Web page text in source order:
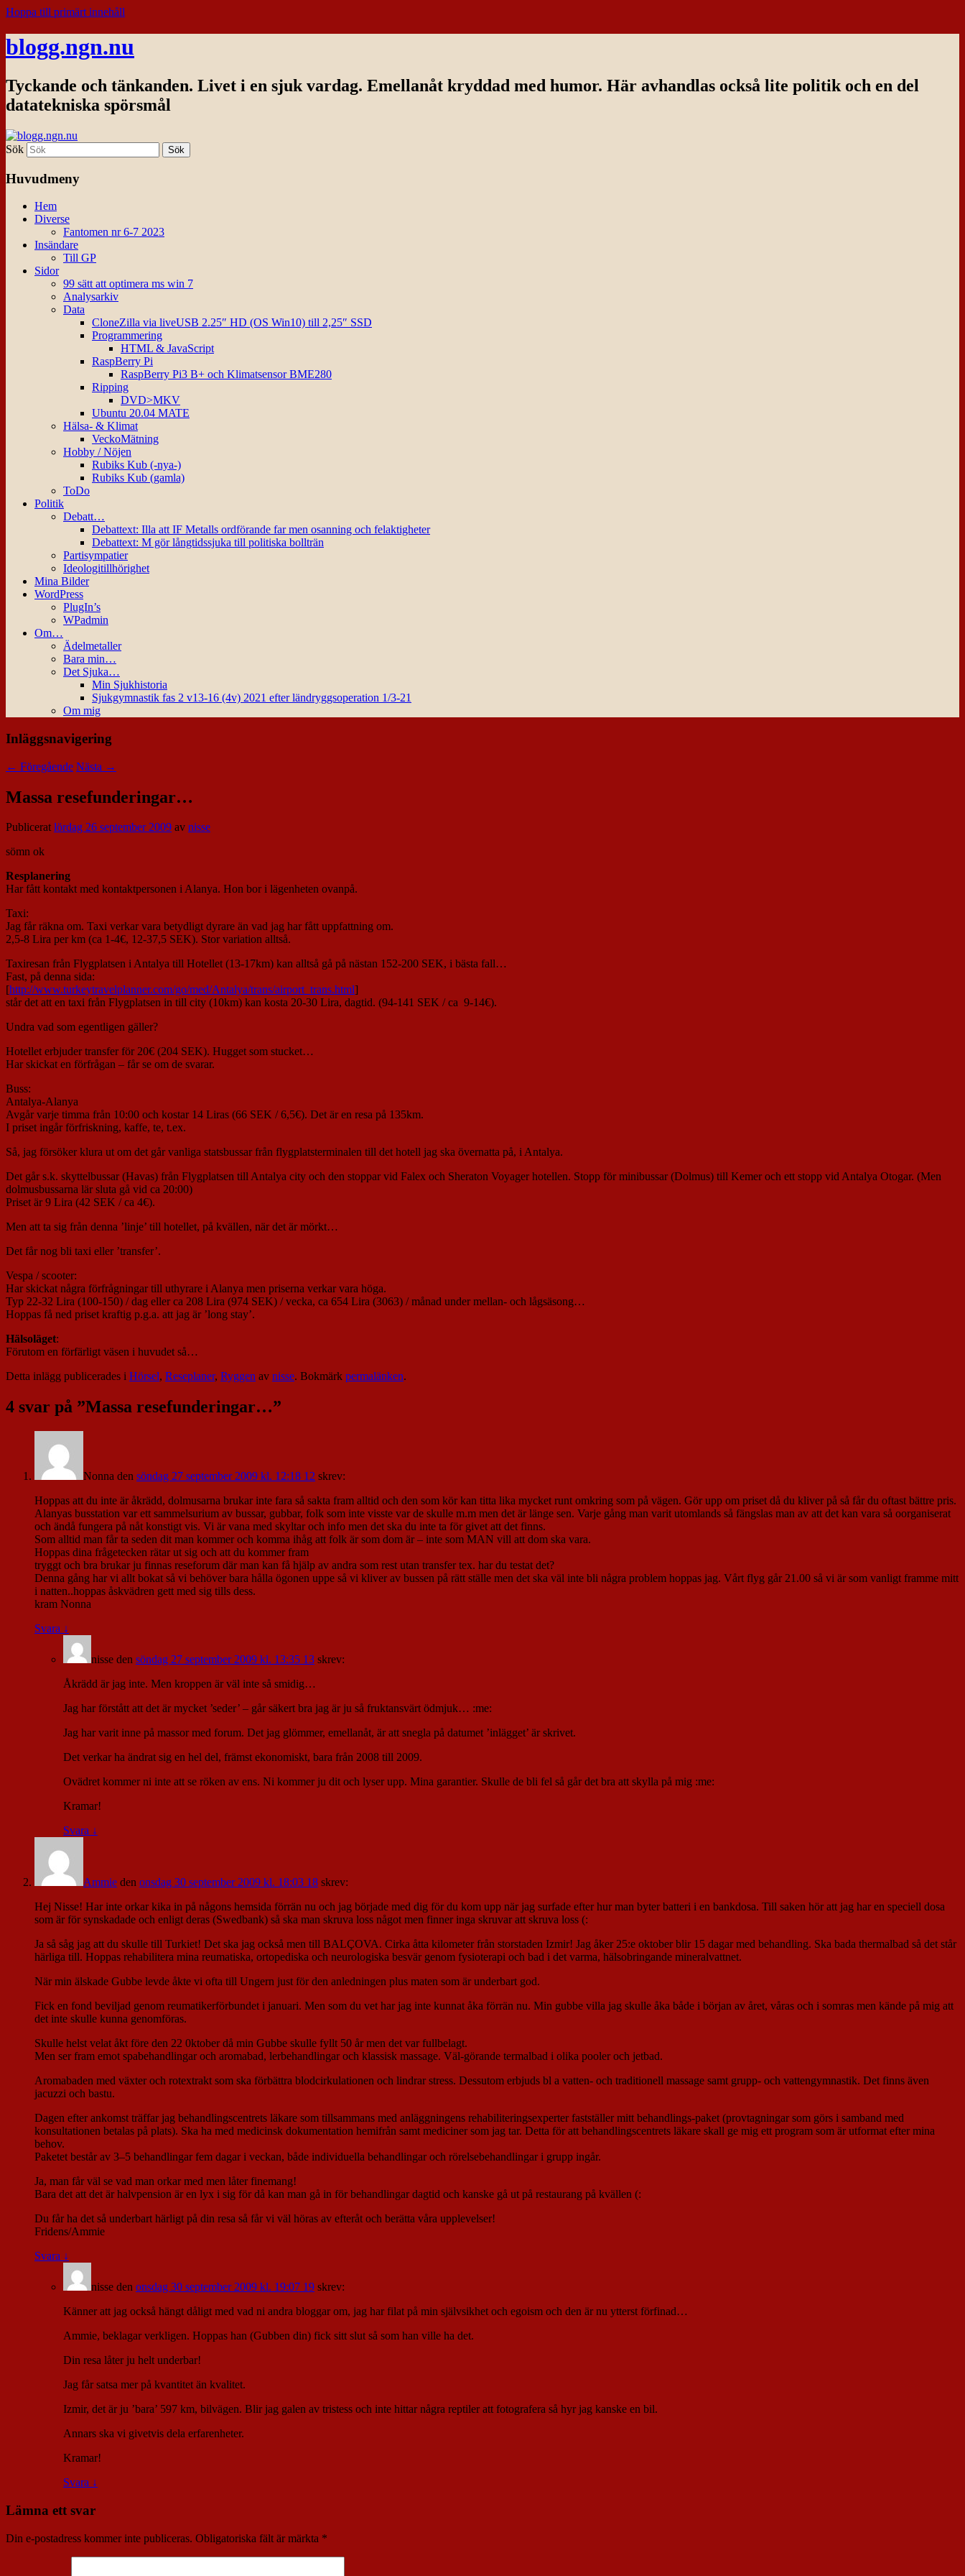
Hoppa till primärt innehåll
blogg.ngn.nu
Tyckande och tänkanden. Livet i en sjuk vardag. Emellanåt kryddad med humor. Här avhandlas också lite politik och en del
datatekniska spörsmål
Sök
Huvudmeny
Hem
Diverse
Fantomen nr 6-7 2023
Insändare
Till GP
Sidor
99 sätt att optimera ms win 7
Analysarkiv
Data
CloneZilla via liveUSB 2.25″ HD (OS Win10) till 2,25″ SSD
Programmering
HTML & JavaScript
RaspBerry Pi
RaspBerry Pi3 B+ och Klimatsensor BME280
Ripping
DVD>MKV
Ubuntu 20.04 MATE
Hälsa- & Klimat
VeckoMätning
Hobby / Nöjen
Rubiks Kub (-nya-)
Rubiks Kub (gamla)
ToDo
Politik
Debatt…
Debattext: Illa att IF Metalls ordförande far men osanning och felaktigheter
Debattext: M gör långtidssjuka till politiska bollträn
Partisympatier
Ideologitillhörighet
Mina Bilder
WordPress
PlugIn’s
WPadmin
Om…
Ädelmetaller
Bara min…
Det Sjuka…
Min Sjukhistoria
Sjukgymnastik fas 2 v13-16 (4v) 2021 efter ländryggsoperation 1/3-21
Om mig
Inläggsnavigering
← Föregående Nästa →
Massa resefunderingar…
Publiceratlördag 26 september 2009 av nisse
sömn ok
Resplanering
Har fått kontakt med kontaktpersonen i Alanya. Hon bor i lägenheten ovanpå.
Taxi:
Jag får räkna om. Taxi verkar vara betydligt dyrare än vad jag har fått uppfattning om.
2,5-8 Lira per km (ca 1-4€, 12-37,5 SEK). Stor variation alltså.
Taxiresan från Flygplatsen i Antalya till Hotellet (13-17km) kan alltså gå på nästan 152-200 SEK, i bästa fall…
Fast, på denna sida:
[http://www.turkeytravelplanner.com/go/med/Antalya/trans/airport_trans.html]
står det att en taxi från Flygplatsen in till city (10km) kan kosta 20-30 Lira, dagtid. (94-141 SEK / ca 9-14€).
Undra vad som egentligen gäller?
Hotellet erbjuder transfer för 20€ (204 SEK). Hugget som stucket…
Har skickat en förfrågan – får se om de svarar.
Buss:
Antalya-Alanya
Avgår varje timma från 10:00 och kostar 14 Liras (66 SEK / 6,5€). Det är en resa på 135km.
I priset ingår förfriskning, kaffe, te, t.ex.
Så, jag försöker klura ut om det går vanliga statsbussar från flygplatsterminalen till det hotell jag ska övernatta på, i Antalya.
Det går s.k. skyttelbussar (Havas) från Flygplatsen till Antalya city och den stoppar vid Falex och Sheraton Voyager hotellen. Stopp för minibussar (Dolmus) till Kemer och ett stopp vid Antalya Otogar. (Men
dolmusbussarna lär sluta gå vid ca 20:00)
Priset är 9 Lira (42 SEK / ca 4€).
Men att ta sig från denna ’linje’ till hotellet, på kvällen, när det är mörkt…
Det får nog bli taxi eller ’transfer’.
Vespa / scooter:
Har skickat några förfrågningar till uthyrare i Alanya men priserna verkar vara höga.
Typ 22-32 Lira (100-150) / dag eller ca 208 Lira (974 SEK) / vecka, ca 654 Lira (3063) / månad under mellan- och lågsäsong…
Hoppas få ned priset kraftig p.g.a. att jag är ’long stay’.
Hälsoläget:
Förutom en förfärligt väsen i huvudet så…
Detta inlägg publicerades i Hörsel, Reseplaner, Ryggen av nisse. Bokmärk permalänken.
4 svar på ”Massa resefunderingar…”
Nonna den söndag 27 september 2009 kl. 12:18 12 skrev:
Hoppas att du inte är åkrädd, dolmusarna brukar inte fara så sakta fram alltid och den som kör kan titta lika mycket runt omkring som på vägen. Gör upp om priset då du kliver på så får du oftast bättre pris.
Alanyas busstation var ett sammelsurium av bussar, gubbar, folk som inte visste var de skulle m.m men det är länge sen. Varje gång man varit utomlands så fängslas man av att det kan vara så oorganiserat
och ändå fungera på nåt konstigt vis. Vi är vana med skyltar och info men det ska du inte ta för givet att det finns.
Som alltid man får ta seden dit man kommer och komma ihåg att folk är som dom är – inte som MAN vill att dom ska vara.
Hoppas dina frågetecken rätar ut sig och att du kommer fram
tryggt och bra brukar ju finnas reseforum där man kan få hjälp av andra som rest utan transfer tex. har du testat det?
Denna gång har vi allt bokat så vi behöver bara hålla ögonen uppe så vi kliver av bussen på rätt ställe men det ska väl inte bli några problem hoppas jag. Vårt flyg går 21.00 så vi är som vanligt framme mitt
i natten..hoppas åskvädren gett med sig tills dess.
kram Nonna
Svara ↓
nisse den söndag 27 september 2009 kl. 13:35 13 skrev:
Åkrädd är jag inte. Men kroppen är väl inte så smidig…
Jag har förstått att det är mycket ’seder’ – går säkert bra jag är ju så fruktansvärt ödmjuk… :me:
Jag har varit inne på massor med forum. Det jag glömmer, emellanåt, är att snegla på datumet ’inlägget’ är skrivet.
Det verkar ha ändrat sig en hel del, främst ekonomiskt, bara från 2008 till 2009.
Ovädret kommer ni inte att se röken av ens. Ni kommer ju dit och lyser upp. Mina garantier. Skulle de bli fel så går det bra att skylla på mig :me:
Kramar!
Svara ↓
Ammie den onsdag 30 september 2009 kl. 18:03 18 skrev:
Hej Nisse! Har inte orkar kika in på någons hemsida förrän nu och jag började med dig för du kom upp när jag surfade efter hur man byter batteri i en bankdosa. Till saken hör att jag har en speciell dosa
som är för synskadade och enligt deras (Swedbank) så ska man skruva loss något men finner inga skruvar att skruva loss (:
Ja så såg jag att du skulle till Turkiet! Det ska jag också men till BALÇOVA. Cirka åtta kilometer från storstaden Izmir! Jag åker 25:e oktober blir 15 dagar med behandling. Ska bada thermalbad så det står
härliga till. Hoppas rehabilitera mina reumatiska, ortopediska och neurologiska besvär genom fysioterapi och bad i det varma, hälsobringande mineralvattnet.
När min älskade Gubbe levde åkte vi ofta till Ungern just för den anledningen plus maten som är underbart god.
Fick en fond beviljad genom reumatikerförbundet i januari. Men som du vet har jag inte kunnat åka förrän nu. Min gubbe villa jag skulle åka både i början av året, våras och i somras men kände på mig att
det inte skulle kunna genomföras.
Skulle helst velat åkt före den 22 0ktober då min Gubbe skulle fyllt 50 år men det var fullbelagt.
Men ser fram emot spabehandlingar och aromabad, lerbehandlingar och klassisk massage. Väl-görande termalbad i olika pooler och jetbad.
Aromabaden med växter och rotextrakt som ska förbättra blodcirkulationen och lindrar stress. Dessutom erbjuds bl a vatten- och traditionell massage samt grupp- och vattengymnastik. Det finns även
jacuzzi och bastu.
Dagen efter ankomst träffar jag behandlingscentrets läkare som tillsammans med anläggningens rehabiliteringsexperter fastställer mitt behandlings-paket (provtagningar som görs i samband med
konsultationen betalas på plats). Ska ha med medicinsk dokumentation hemifrån samt mediciner som jag tar. Detta för att behandlingscentrets läkare skall ge mig ett program som är utformat efter mina
behov.
Paketet består av 3–5 behandlingar fem dagar i veckan, både individuella behandlingar och rörelsebehandlingar i grupp ingår.
Ja, man får väl se vad man orkar med men låter finemang!
Bara det att det är halvpension är en lyx i sig för då kan man gå in för behandlingar dagtid och kanske gå ut på restaurang på kvällen (:
Du får ha det så underbart härligt på din resa så får vi väl höras av efteråt och berätta våra upplevelser!
Fridens/Ammie
Svara ↓
nisse den onsdag 30 september 2009 kl. 19:07 19 skrev:
Känner att jag också hängt dåligt med vad ni andra bloggar om, jag har filat på min självsikhet och egoism och den är nu ytterst förfinad…
Ammie, beklagar verkligen. Hoppas han (Gubben din) fick sitt slut så som han ville ha det.
Din resa låter ju helt underbar!
Jag får satsa mer på kvantitet än kvalitet.
Izmir, det är ju ’bara’ 597 km, bilvägen. Blir jag galen av tristess och inte hittar några reptiler att fotografera så hyr jag kanske en bil.
Annars ska vi givetvis dela erfarenheter.
Kramar!
Svara ↓
Lämna ett svar
Din e-postadress kommer inte publiceras. Obligatoriska fält är märkta *